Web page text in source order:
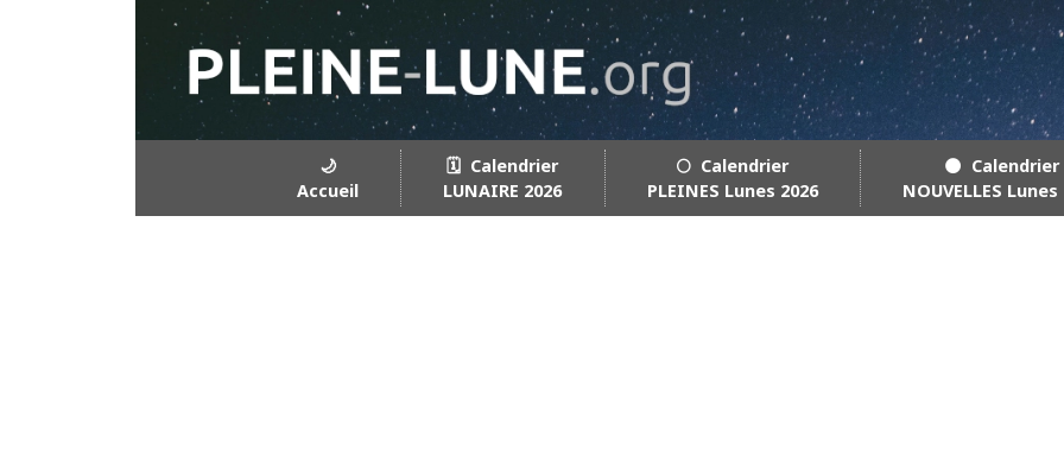
🌙
Accueil
🗓️ Calendrier
LUNAIRE 2026
🌕 Calendrier
PLEINES Lunes 2026
🌑 Calendrier
NOUVELLES Lunes